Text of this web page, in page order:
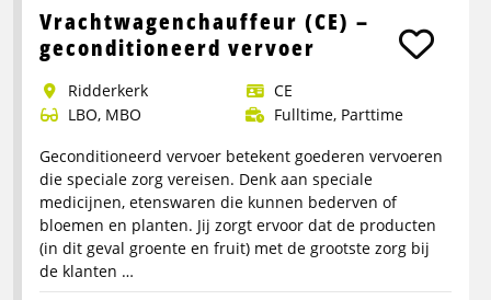
info
over
Vrachtwagenchauffeur
CE
Post
en
Pakketten
Vrachtwagenchauffeur (CE) –
geconditioneerd vervoer
Ridderkerk
CE
LBO, MBO
Fulltime, Parttime
Geconditioneerd vervoer betekent goederen vervoeren
die speciale zorg vereisen. Denk aan speciale
medicijnen, etenswaren die kunnen bederven of
bloemen en planten. Jij zorgt ervoor dat de producten
(in dit geval groente en fruit) met de grootste zorg bij
de klanten …